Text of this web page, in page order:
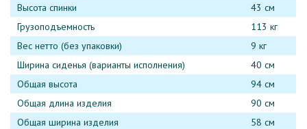
Высота спинки
43 см
Грузоподъемность
113 кг
Вес нетто (без упаковки)
9 кг
Ширина сиденья (варианты исполнения)
40 см
Общая высота
94 см
Общая длина изделия
90 см
Общая ширина изделия
58 см